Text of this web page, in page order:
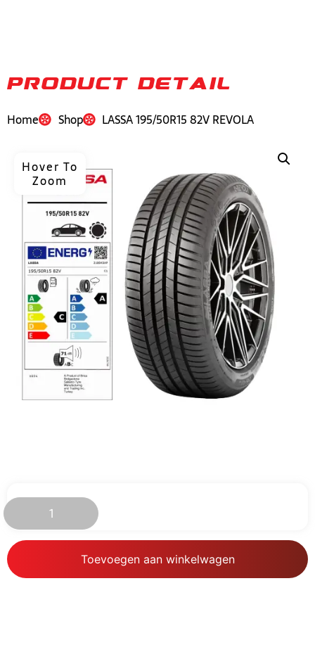
PRODUCT DETAIL
Home Shop LASSA 195/50R15 82V REVOLA
Hover To
Zoom
55.76
Toevoegen aan winkelwagen